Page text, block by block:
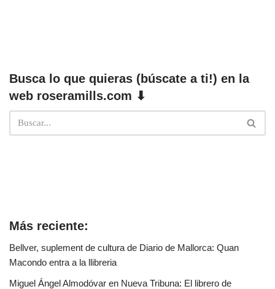
Busca lo que quieras (búscate a ti!) en la
web roseramills.com ⬇
Más reciente:
Bellver, suplement de cultura de Diario de Mallorca: Quan
Macondo entra a la llibreria
Miguel Ángel Almodóvar en Nueva Tribuna: El librero de